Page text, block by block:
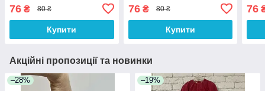
76 ₴ 80 ₴
Купити
76₴ 80 ₴
Купити
76
Акційні пропозиції та новинки
–28% –19%